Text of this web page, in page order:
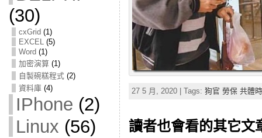
(30)
cxGrid (1)
EXCEL(5)
Word (1)
加密演算(1)
自製碗糕程式(2)
資料庫(4)
IPhone (2)
Linux (56)
27 5 月, 2020 | Tags: 狗官 勞保 共體
讀者也會看的其它文